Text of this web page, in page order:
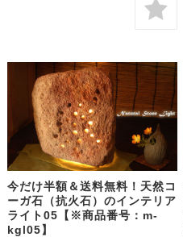
今だけ半額＆送料無料！天然コ
ーガ石（抗火石）のインテリア
ライト05【※商品番号：m-
kgl05】